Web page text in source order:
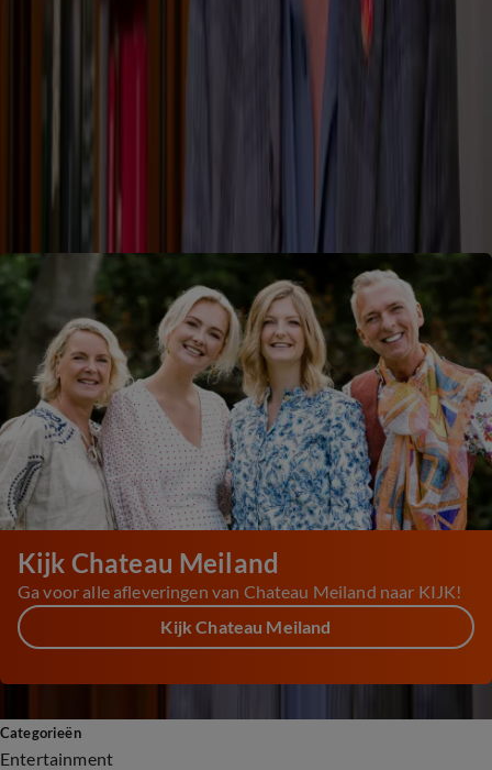
te maken kreeg, de ongeplande zwangerschap, de
abortusoverweging, maar ook de positieve wending in haar
leven: het moederschap en het ontmoeten van grote liefde
Bekijk de video’s van Maxime, om op de hoogte te blijven van
alle laatste ontwikkelingen binnen de hectische, chaotische,
maar warme familie.
Kijk Chateau Meiland
Ga voor alle afleveringen van Chateau Meiland naar KIJK!
Kijk Chateau Meiland
Categorieën
Entertainment